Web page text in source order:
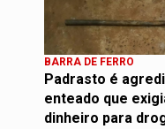
BARRA DE FERRO
Padrasto é
enteado que
dinheiro para